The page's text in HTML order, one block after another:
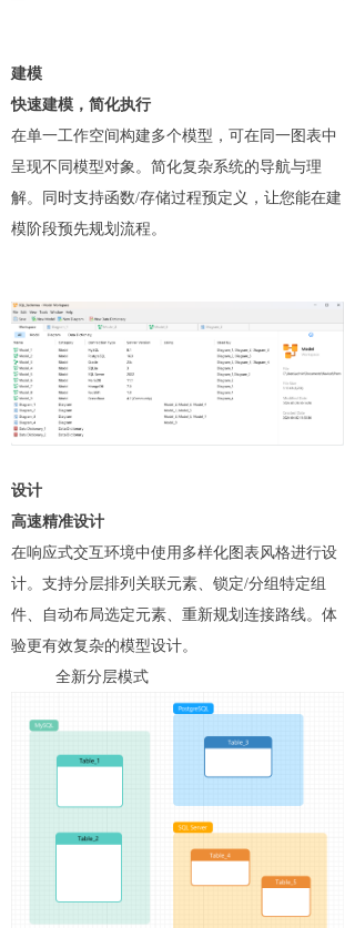
建模
快速建模，简化执行
在单一工作空间构建多个模型，可在同一图表中
呈现不同模型对象。简化复杂系统的导航与理
解。同时支持函数/存储过程预定义，让您能在建
模阶段预先规划流程。
设计
高速精准设计
在响应式交互环境中使用多样化图表风格进行设
计。支持分层排列关联元素、锁定/分组特定组
件、自动布局选定元素、重新规划连接路线。体
验更有效复杂的模型设计。
全新分层模式